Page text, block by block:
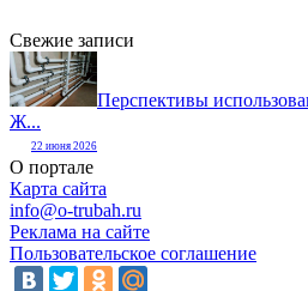
Свежие записи
Перспективы
Ж...
22 июня 2026
О портале
Карта сайта
info@o-trubah.ru
Реклама на сайте
Пользовательское соглашение